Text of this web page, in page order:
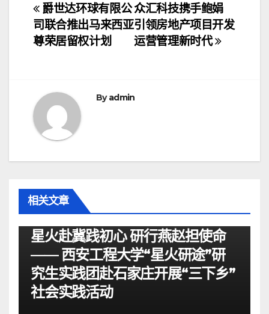
文
章
航
众汇科技携手鲍娟
引领房地产项目开发
运营管理新时代
爵世达环球有限公
司联合推出马来西亚
尊荣居留权计划
Byadmin
相关文章
星火赴冀践初心 研行燕赵担使命
—— 西安工程大学“星火研途”研
究生实践团赴石家庄开展“三下乡”
社会实践活动